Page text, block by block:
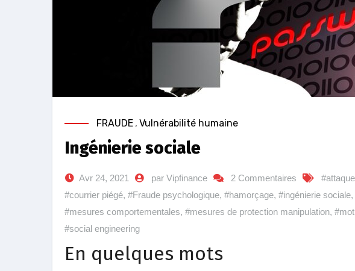
FRAUDE , Vulnérabilité humaine
Ingénierie sociale
Avr 24, 2021 par Vipfinance 2 Commentaires
#courrier piégé, #Fraude psychologique, #hamorçage, #ingénierie sociale,
#mesures comportementales, #mesures de protection manipulation,
#social engineering
En quelques mots